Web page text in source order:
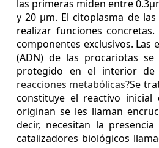
las primeras miden entre
y 20 µm. El citoplasma de
realizar funciones concretas.
componentes exclusivos. Las
(ADN) de las procariotas
protegido en el interior
reacciones metabólicas?Se
constituye el reactivo inicial
originan se les llaman
decir, necesitan la
catalizadores biológicos